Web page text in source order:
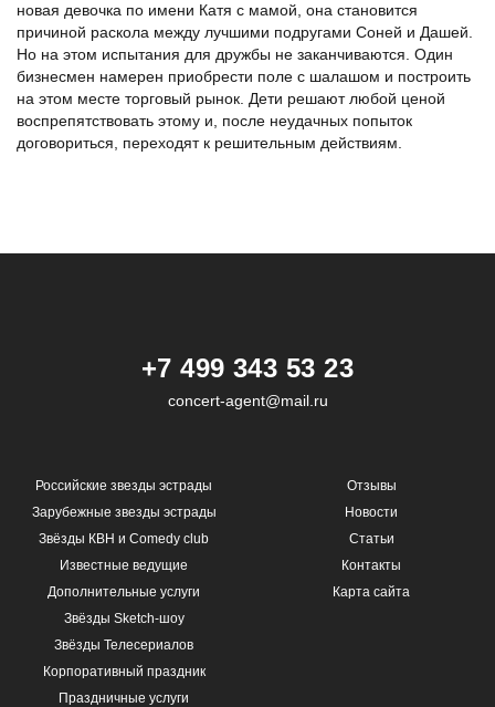
новая девочка по имени Катя с мамой, она становится
причиной раскола между лучшими подругами Соней и Дашей.
Но на этом испытания для дружбы не заканчиваются. Один
бизнесмен намерен приобрести поле с шалашом и построить
на этом месте торговый рынок. Дети решают любой ценой
воспрепятствовать этому и, после неудачных попыток
договориться, переходят к решительным действиям.
+7 499 343 53 23
concert-agent@mail.ru
Российские звезды эстрады
Зарубежные звезды эстрады
Звёзды КВН и Comedy club
Известные ведущие
Дополнительные услуги
Звёзды Sketch-шоу
Звёзды Телесериалов
Корпоративный праздник
Праздничные услуги
Отзывы
Новости
Статьи
Контакты
Карта сайта